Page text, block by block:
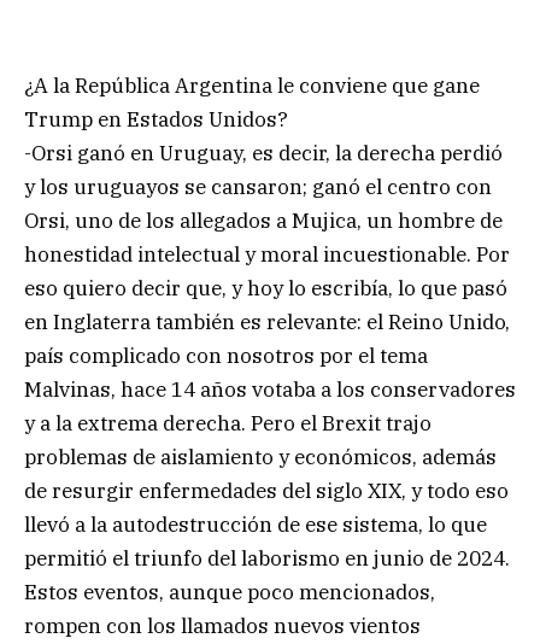
¿A la República Argentina le conviene que gane
Trump en Estados Unidos?
-Orsi ganó en Uruguay, es decir, la derecha perdió
y los uruguayos se cansaron; ganó el centro con
Orsi, uno de los allegados a Mujica, un hombre de
honestidad intelectual y moral incuestionable. Por
eso quiero decir que, y hoy lo escribía, lo que pasó
en Inglaterra también es relevante: el Reino Unido,
país complicado con nosotros por el tema
Malvinas, hace 14 años votaba a los conservadores
y a la extrema derecha. Pero el Brexit trajo
problemas de aislamiento y económicos, además
de resurgir enfermedades del siglo XIX, y todo eso
llevó a la autodestrucción de ese sistema, lo que
permitió el triunfo del laborismo en junio de 2024.
Estos eventos, aunque poco mencionados,
rompen con los llamados nuevos vientos